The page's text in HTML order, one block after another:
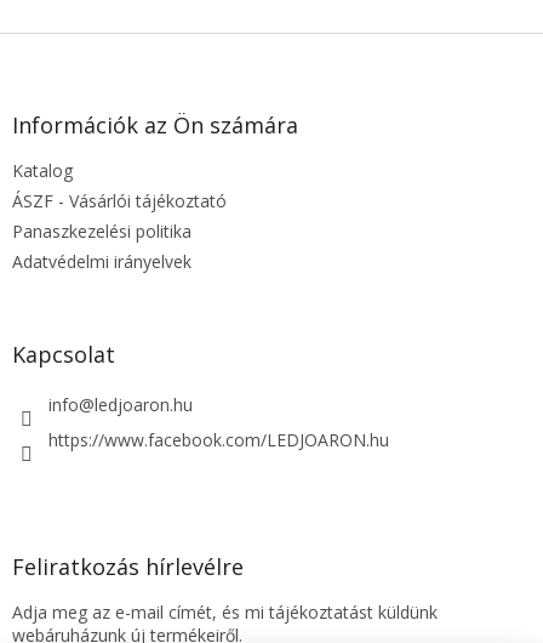
L
Információk az Ön számára
Katalog
ÁSZF - Vásárlói tájékoztató
Panaszkezelési politika
Adatvédelmi irányelvek
Kapcsolat
info@ledjoaron.hu
https://www.facebook.com/LEDJOARON.hu
Feliratkozás hírlevélre
Adja meg az e-mail címét, és mi tájékoztatást küldünk
webáruházunk új termékeiről.